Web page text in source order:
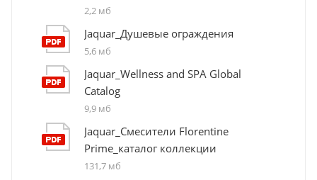
2,2 мб
Jaquar_Душевые ограждения
5,6 мб
Jaquar_Wellness and SPA Global
Catalog
9,9 мб
Jaquar_Смесители Florentine
Prime_каталог коллекции
131,7 мб